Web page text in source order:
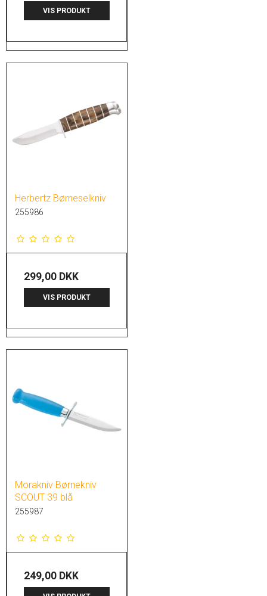
VIS PRODUKT
Herbertz Børneselkniv
255986
299,00 DKK
VIS PRODUKT
Morakniv Børnekniv
SCOUT 39 blå
255987
249,00 DKK